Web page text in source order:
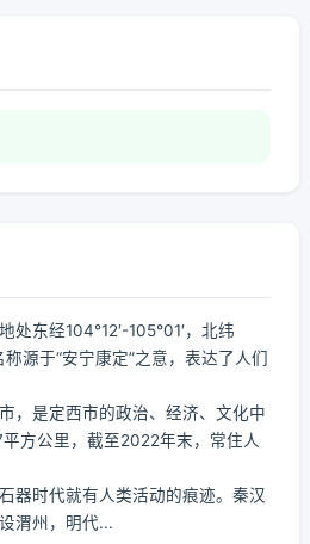
处东经104°12′-105°01′，北纬
称源于“安宁康定”之意，表达了人们
，是定西市的政治、经济、文化中
方公里，截至2022年末，常住人
器时代就有人类活动的痕迹。秦汉
渭州，明代...